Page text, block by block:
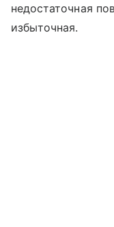
недостаточная
избыточная.